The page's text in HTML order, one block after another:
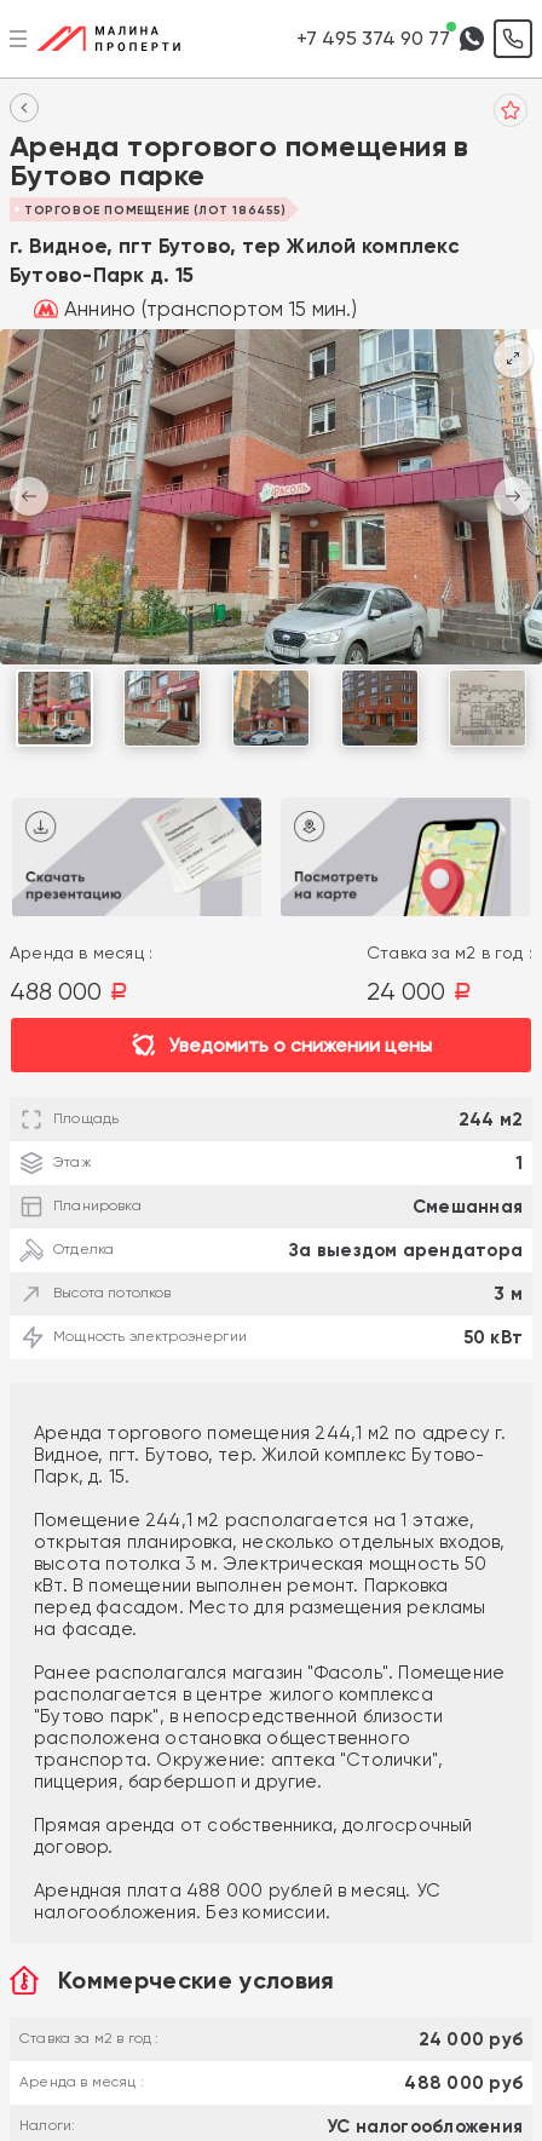
+7 495 374 90 77
Аренда торгового помещения в
Бутово парке
ТОРГОВОЕ ПОМЕЩЕНИЕ (ЛОТ 186455)
г. Видное, пгт Бутово, тер Жилой комплекс
Бутово-Парк д. 15
Аннино (транспортом 15 мин.)
Аренда в месяц :
488 000 a
Ставка за м2 в год :
24 000 a
Уведомить о снижении цены
Площадь 244 м2
Этаж 1
Планировка Смешанная
Отделка За выездом арендатора
Высота потолков 3 м
Мощность электроэнергии 50 кВт
Аренда торгового помещения 244,1 м2 по адресу г.
Видное, пгт. Бутово, тер. Жилой комплекс Бутово-
Парк, д. 15.
Помещение 244,1 м2 располагается на 1 этаже,
открытая планировка, несколько отдельных входов,
высота потолка 3 м. Электрическая мощность 50
кВт. В помещении выполнен ремонт. Парковка
перед фасадом. Место для размещения рекламы
на фасаде.
Ранее располагался магазин "Фасоль". Помещение
располагается в центре жилого комплекса
"Бутово парк", в непосредственной близости
расположена остановка общественного
транспорта. Окружение: аптека "Столички",
пиццерия, барбершоп и другие.
Прямая аренда от собственника, долгосрочный
договор.
Арендная плата 488 000 рублей в месяц. УС
налогообложения. Без комиссии.
Коммерческие условия
Ставка за м2 в год : 24 000 руб
Аренда в месяц : 488 000 руб
Налоги: УС налогообложения